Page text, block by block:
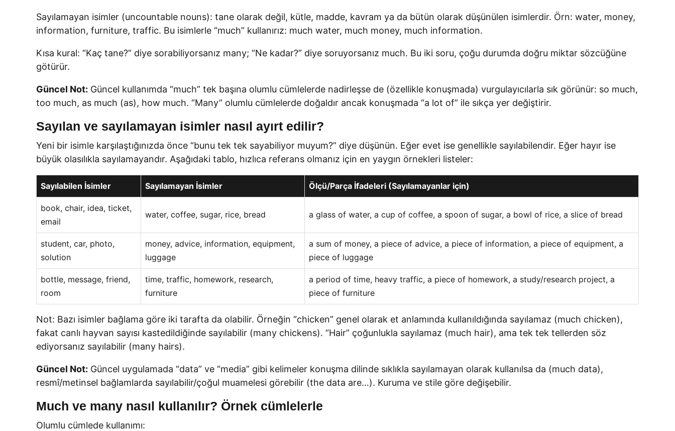
Sayılamayan isimler (uncountable nouns): tane olarak değil, kütle, madde, kavram ya da bütün olarak düşünülen isimlerdir. Örn: water, money,
information, furniture, traffic. Bu isimlerle “much” kullanırız: much water, much money, much information.
Kısa kural: “Kaç tane?” diye sorabiliyorsanız many; “Ne kadar?” diye soruyorsanız much. Bu iki soru, çoğu durumda doğru miktar sözcüğüne
götürür.
Güncel Not: Güncel kullanımda “much” tek başına olumlu cümlelerde nadirleşse de (özellikle konuşmada) vurgulayıcılarla sık görünür: so much,
too much, as much (as), how much. “Many” olumlu cümlelerde doğaldır ancak konuşmada “a lot of” ile sıkça yer değiştirir.
Sayılan ve sayılamayan isimler nasıl ayırt edilir?
Yeni bir isimle karşılaştığınızda önce “bunu tek tek sayabiliyor muyum?” diye düşünün. Eğer evet ise genellikle sayılabilendir. Eğer hayır ise
büyük olasılıkla sayılamayandır. Aşağıdaki tablo, hızlıca referans olmanız için en yaygın örnekleri listeler:
Sayılabilen İsimler Sayılamayan İsimler Ölçü/Parça İfadeleri (Sayılamayanlar için)
book, chair, idea, ticket,
email
water, coffee, sugar, rice, bread a glass of water, a cup of coffee, a spoon of sugar, a bowl of rice, a slice of bread
student, car, photo,
solution
money, advice, information, equipment,
luggage
a sum of money, a piece of advice, a piece of information, a piece of equipment, a
piece of luggage
bottle, message, friend,
room
time, traffic, homework, research,
furniture
a period of time, heavy traffic, a piece of homework, a study/research project, a
piece of furniture
Not: Bazı isimler bağlama göre iki tarafta da olabilir. Örneğin “chicken” genel olarak et anlamında kullanıldığında sayılamaz (much chicken),
fakat canlı hayvan sayısı kastedildiğinde sayılabilir (many chickens). “Hair” çoğunlukla sayılamaz (much hair), ama tek tek tellerden söz
ediyorsanız sayılabilir (many hairs).
Güncel Not: Güncel uygulamada “data” ve “media” gibi kelimeler konuşma dilinde sıklıkla sayılamayan olarak kullanılsa da (much data),
resmî/metinsel bağlamlarda sayılabilir/çoğul muamelesi görebilir (the data are…). Kuruma ve stile göre değişebilir.
Much ve many nasıl kullanılır? Örnek cümlelerle
Olumlu cümlede kullanımı: